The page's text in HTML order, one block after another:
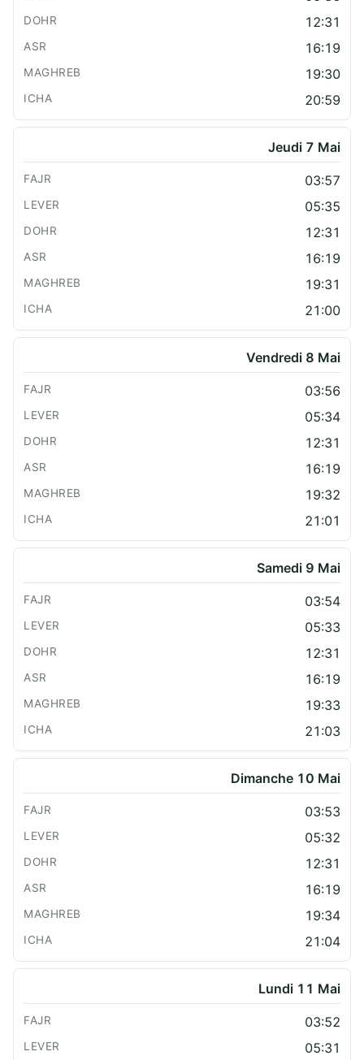
12:31
16:19
19:30
20:59
Jeudi 7 Mai
03:57
05:35
12:31
16:19
19:31
21:00
Vendredi 8 Mai
03:56
05:34
12:31
16:19
19:32
21:01
Samedi 9 Mai
03:54
05:33
12:31
16:19
19:33
21:03
Dimanche 10 Mai
03:53
05:32
12:31
16:19
19:34
21:04
Lundi 11 Mai
03:52
05:31